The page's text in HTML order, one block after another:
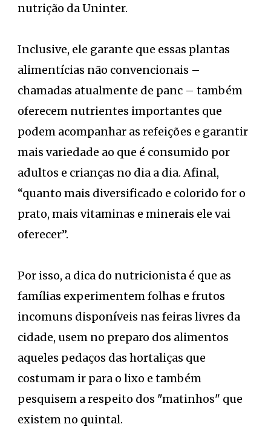
nutrição da Uninter.
Inclusive, ele garante que essas plantas
alimentícias não convencionais –
chamadas atualmente de panc – também
oferecem nutrientes importantes que
podem acompanhar as refeições e garantir
mais variedade ao que é consumido por
adultos e crianças no dia a dia. Afinal,
“quanto mais diversificado e colorido for o
prato, mais vitaminas e minerais ele vai
oferecer”.
Por isso, a dica do nutricionista é que as
famílias experimentem folhas e frutos
incomuns disponíveis nas feiras livres da
cidade, usem no preparo dos alimentos
aqueles pedaços das hortaliças que
costumam ir para o lixo e também
pesquisem a respeito dos "matinhos" que
existem no quintal.